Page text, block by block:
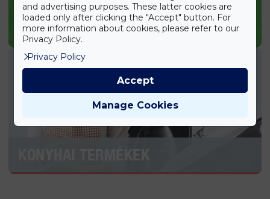
KERTI TERMÉKEK
and advertising purposes. These latter cookies are
loaded only after clicking the "Accept" button. For
more information about cookies, please refer to our
Privacy Policy.
Privacy Policy
Manage Cookies
Accept